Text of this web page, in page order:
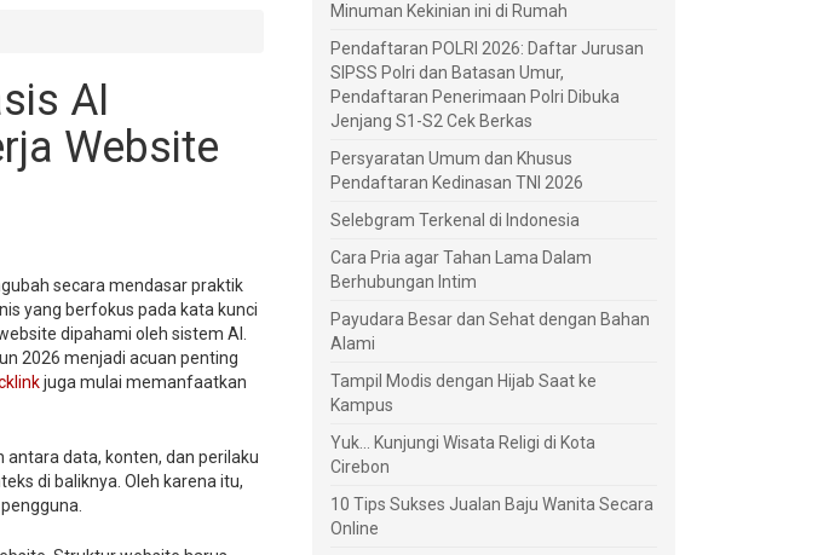
AI
Website
secara mendasar praktik
yang berfokus pada kata kunci
dipahami oleh sistem AI.
2026 menjadi acuan penting
juga mulai memanfaatkan
data, konten, dan perilaku
di baliknya. Oleh karena itu,
Minuman Kekinian ini di Rumah
Pendaftaran POLRI 2026: Daftar Jurusan
SIPSS Polri dan Batasan Umur,
Pendaftaran Penerimaan Polri Dibuka
Jenjang S1-S2 Cek Berkas
Persyaratan Umum dan Khusus
Pendaftaran Kedinasan TNI 2026
Selebgram Terkenal di Indonesia
Cara Pria agar Tahan Lama Dalam
Berhubungan Intim
Payudara Besar dan Sehat dengan Bahan
Alami
Tampil Modis dengan Hijab Saat ke
Kampus
Yuk... Kunjungi Wisata Religi di Kota
Cirebon
10 Tips Sukses Jualan Baju Wanita Secara
Online